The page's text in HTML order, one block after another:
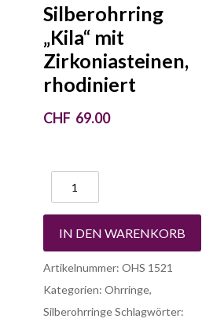
Silberohrring
„Kila“ mit
Zirkoniasteinen,
rhodiniert
CHF 69.00
IN DEN WARENKORB
Artikelnummer:OHS 1521
Kategorien:Ohrringe,
SilberohrringeSchlagwörter: